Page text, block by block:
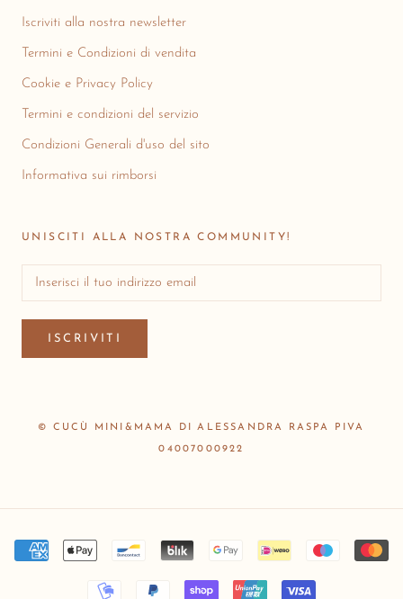
Iscriviti alla nostra newsletter
Termini e Condizioni di vendita
Cookie e Privacy Policy
Termini e condizioni del servizio
Condizioni Generali d'uso del sito
Informativa sui rimborsi
UNISCITI ALLA NOSTRA COMMUNITY!
ISCRIVITI
© CUCÙ MINI&MAMA DI ALESSANDRA RASPA PIVA
04007000922